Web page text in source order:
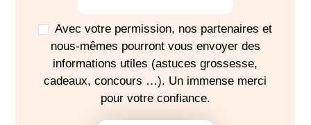
Avec votre permission, nos partenaires et
nous-mêmes pourront vous envoyer des
informations utiles (astuces grossesse,
cadeaux, concours …). Un immense merci
pour votre confiance.
chaussons
cape de bain
1 produit dermo-nettoyant
bonnets
1 paquet de couches